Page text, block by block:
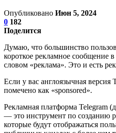
Опубликовано Июн 5, 2024
0 182
Поделится
Думаю, что большинство
короткое рекламное сообщение
словом «реклама». Это и есть
Если у вас англоязычная версия
помечено как «sponsored».
Рекламная платформа Telegram
— это инструмент по созданию
которые будут отображаться